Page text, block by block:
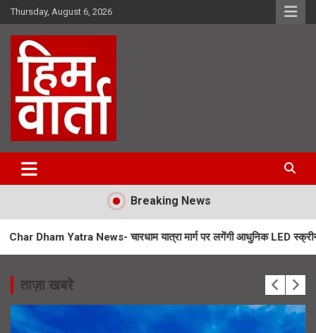
Skip
to
content
Thursday, August 6, 2026
Him Varta
Breaking News
News- चारधाम यात्रा मार्ग पर लगेंगी आधुनिक LED स्क्रीन SIR
ताज़ा खबरे